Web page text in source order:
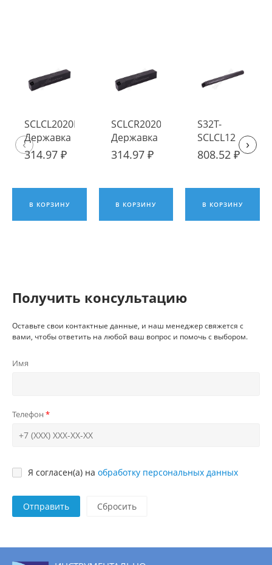
SCLCL2020K12
Державка
токарная
314.97 ₽
В КОРЗИНУ
SCLCR2020K12
Державка
токарная
314.97 ₽
В КОРЗИНУ
S32T-
SCLCL12
Державка
ИПК
808.52 ₽
В КОРЗИНУ
‹ ›
Получить консультацию
Оставьте свои контактные данные, и наш менеджер свяжется с
вами, чтобы ответить на любой ваш вопрос и помочь с выбором.
Имя
Телефон
Я согласен(а) на обработку персональных данных
Отправить